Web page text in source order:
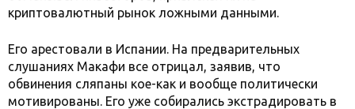
криптовалютный рынок ложными данными.
Его арестовали в Испании. На предварительных
слушаниях Макафи все отрицал, заявив, что
обвинения сляпаны кое-как и вообще политически
мотивированы. Его уже собирались экстрадировать в